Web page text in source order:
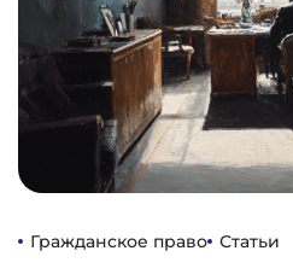
Гражданское право Статьи